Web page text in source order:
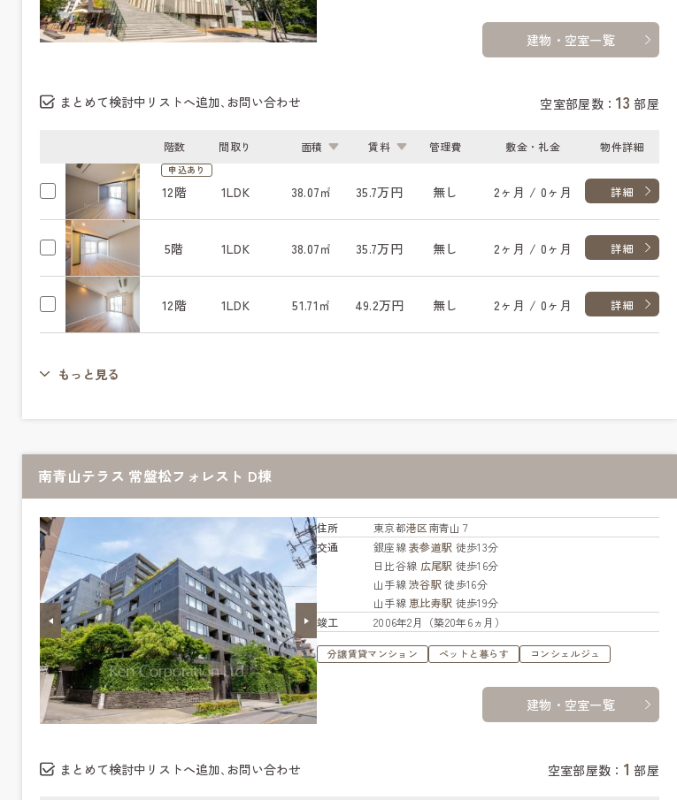
建物・空室一覧
まとめて検討中リストへ追加､お問い合わせ 空室部屋数：13 部屋
階数 間取り 面積 賃料 管理費 敷金・礼金 物件詳細
申込あり
詳細
12階 1LDK 38.07㎡ 35.7万円 無し 2ヶ月 / 0ヶ月
詳細
5階 1LDK 38.07㎡ 35.7万円 無し 2ヶ月 / 0ヶ月
詳細
12階 1LDK 51.71㎡ 49.2万円 無し 2ヶ月 / 0ヶ月
もっと見る
南青山テラス 常盤松フォレスト D棟
住所 東京都港区南青山７
交通
銀座線表参道駅 徒歩13分
日比谷線 広尾駅 徒歩16分
山手線渋谷駅 徒歩16分
山手線 恵比寿駅 徒歩19分
竣工
2006年2月（築20年6ヵ月）
分譲賃貸マンション ペットと暮らす コンシェルジュ
建物・空室一覧
まとめて検討中リストへ追加､お問い合わせ 空室部屋数： 1 部屋